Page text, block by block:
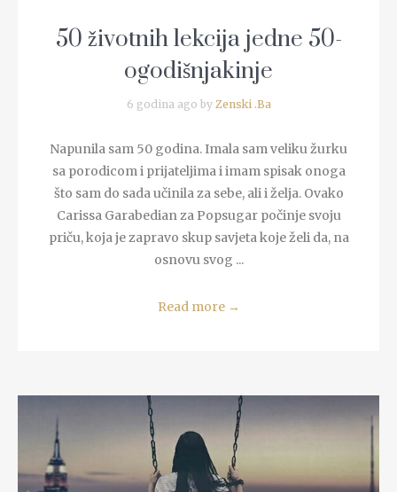
50 životnih lekcija jedne 50-
ogodišnjakinje
6 godina ago by Zenski .Ba
Napunila sam 50 godina. Imala sam veliku žurku
sa porodicom i prijateljima i imam spisak onoga
što sam do sada učinila za sebe, ali i želja. Ovako
Carissa Garabedian za Popsugar počinje svoju
priču, koja je zapravo skup savjeta koje želi da, na
osnovu svog ...
Read more →